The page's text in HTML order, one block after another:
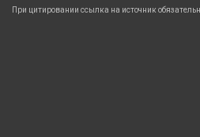
При цитировании ссылка на источник